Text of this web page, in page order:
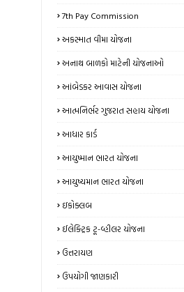
7th Pay Commission
અકસ્માત વીમા યોજના
અનાથ બાળકો માટેની યોજનાઓ
આંબેડકર આવાસ યોજના
આત્મનિર્ભર ગુજરાત સહાય યોજના
આધાર કાર્ડ
આયુષ્માન ભારત યોજના
આયુષ્યમાન ભારત યોજના
ઇકોક્લબ
ઈલેક્ટ્રિક ટૂ-વ્હીલર યોજના
ઉત્તરાયણ
ઉપયોગી જાણકારી